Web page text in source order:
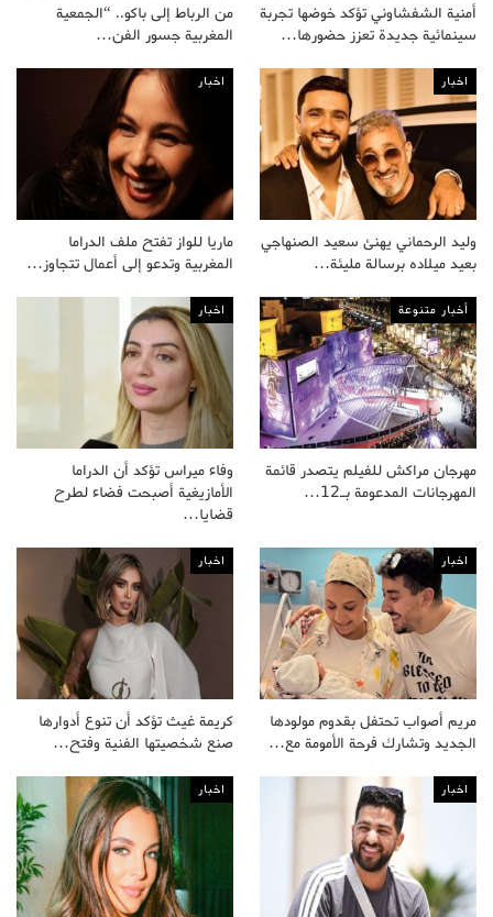
أمنية الشفشاوني تؤكد خوضها تجربة
سينمائية جديدة تعزز حضورها…
من الرباط إلى باكو.. “الجمعية
المغربية جسور الفن…
اخبار
وليد الرحماني يهنئ سعيد الصنهاجي
بعيد ميلاده برسالة مليئة…
اخبار
ماريا للواز تفتح ملف الدراما
المغربية وتدعو إلى أعمال تتجاوز…
أخبار متنوعة
مهرجان مراكش للفيلم يتصدر قائمة
المهرجانات المدعومة بـ12…
اخبار
وفاء ميراس تؤكد أن الدراما
الأمازيغية أصبحت فضاء لطرح
قضايا…
اخبار
مريم أصواب تحتفل بقدوم مولودها
الجديد وتشارك فرحة الأمومة مع…
اخبار
كريمة غيث تؤكد أن تنوع أدوارها
صنع شخصيتها الفنية وفتح…
اخبار اخبار